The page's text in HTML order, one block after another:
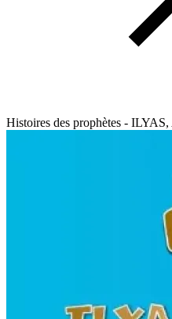
Histoires des prophètes -